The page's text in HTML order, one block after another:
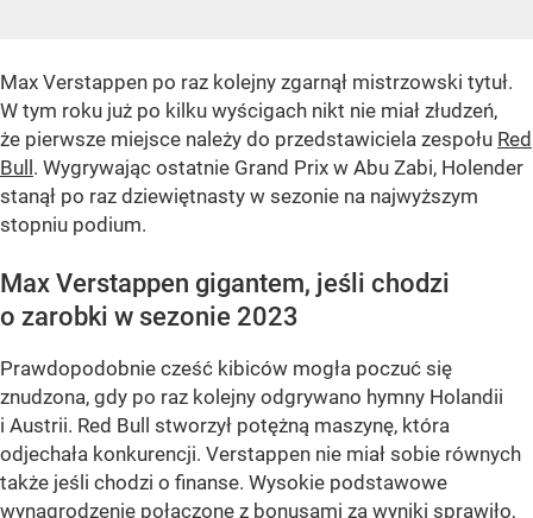
Max Verstappen po raz kolejny zgarnął mistrzowski tytuł.
W tym roku już po kilku wyścigach nikt nie miał złudzeń,
że pierwsze miejsce należy do przedstawiciela zespołu Red
Bull . Wygrywając ostatnie Grand Prix w Abu Zabi, Holender
stanął po raz dziewiętnasty w sezonie na najwyższym
stopniu podium.
Max Verstappen gigantem, jeśli chodzi
o zarobki w sezonie 2023
Prawdopodobnie cześć kibiców mogła poczuć się
znudzona, gdy po raz kolejny odgrywano hymny Holandii
i Austrii. Red Bull stworzył potężną maszynę, która
odjechała konkurencji. Verstappen nie miał sobie równych
także jeśli chodzi o finanse. Wysokie podstawowe
wynagrodzenie połączone z bonusami za wyniki sprawiło,